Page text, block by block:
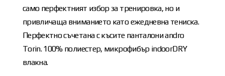
само перфектният избор за тренировка, но и
привличаща вниманието като ежедневна тениска.
Перфектно съчетана с късите панталони andro
Torin. 100% полиестер, микрофибър indoorDRY
влакна.